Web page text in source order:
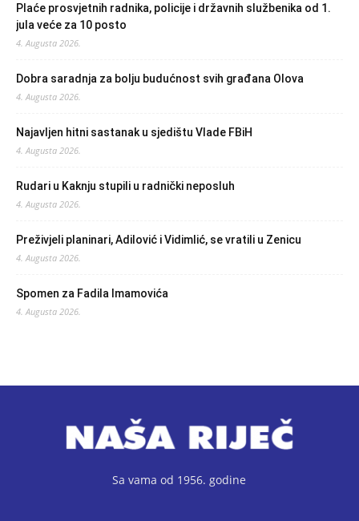
Plaće prosvjetnih radnika, policije i državnih službenika od 1.
jula veće za 10 posto
4. Augusta 2026.
Dobra saradnja za bolju budućnost svih građana Olova
4. Augusta 2026.
Najavljen hitni sastanak u sjedištu Vlade FBiH
4. Augusta 2026.
Rudari u Kaknju stupili u radnički neposluh
4. Augusta 2026.
Preživjeli planinari, Adilović i Vidimlić, se vratili u Zenicu
4. Augusta 2026.
Spomen za Fadila Imamovića
4. Augusta 2026.
Sa vama od 1956. godine